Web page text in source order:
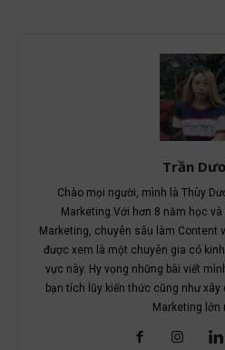
Trần
Chào mọi người, mình là Thùy
Marketing.Với hơn 8 năm học
Marketing, chuyên sâu làm Content
được xem là một chuyên gia có
vực này. Hy vọng những bài viết
bạn tích lũy kiến thức cũng như
Marketing lớn